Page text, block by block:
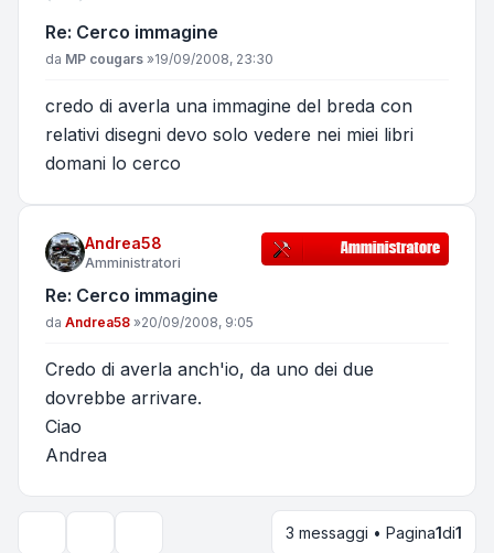
Re: Cerco immagine
Messaggio
da MP cougars »19/09/2008, 23:30
credo di averla una immagine del breda con
relativi disegni devo solo vedere nei miei libri
domani lo cerco
Andrea58
Amministratori
Re: Cerco immagine
Messaggio
da Andrea58 »20/09/2008, 9:05
Credo di averla anch'io, da uno dei due
dovrebbe arrivare.
Ciao
Andrea
Opzioni di visualizzazione e ordinamento
3 messaggi • Pagina1di1